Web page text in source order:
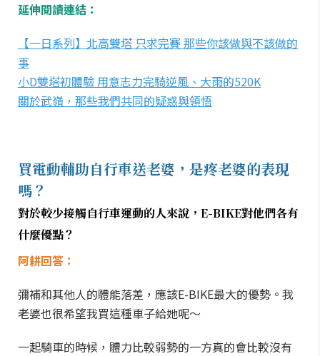
延伸閱讀連結：
【一日系列】北高雙塔 只求完賽 那些你該做與不該做的
事
小D雙塔初體驗 用意志力完騎逆風、大雨的520K
關於武嶺，那些我們共同的疑惑與領悟
買電動輔助自行車送老婆，是疼老婆的表現
嗎？
對於較少接觸自行車運動的人來說，E-BIKE對他們各有
什麼優點？
阿耕回答：
彌補和其他人的體能落差，應該E-BIKE最大的優勢。我
老婆也很希望我買這種車子給她呢～
一起騎車的時候，體力比較弱勢的一方真的會比較沒有